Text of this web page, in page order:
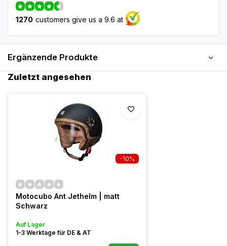
1270 customers give us a 9.6 at
Ergänzende Produkte
Zuletzt angesehen
-10%
Motocubo Ant Jethelm | matt
Schwarz
Auf Lager
1-3 Werktage für DE & AT